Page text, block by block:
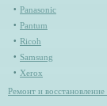
Panasonic
Pantum
Ricoh
Samsung
Xerox
Ремонт и